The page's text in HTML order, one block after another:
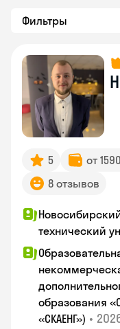
Фильтры
5 от
8 отзывов
технический
образования
«СКАЕНГ») •